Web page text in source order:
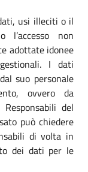
usi illeciti o il
non
adottate idonee
I dati
suo personale
ovvero da
del
può chiedere
di volta in
dei dati per le